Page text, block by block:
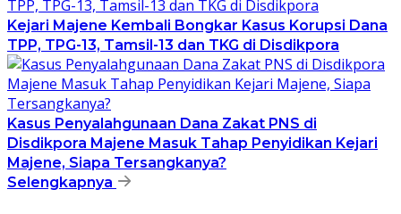
Kejari Majene Kembali Bongkar Kasus Korupsi Dana
TPP, TPG-13, Tamsil-13 dan TKG di Disdikpora
Kasus Penyalahgunaan Dana Zakat PNS di
Disdikpora Majene Masuk Tahap Penyidikan Kejari
Majene, Siapa Tersangkanya?
Selengkapnya